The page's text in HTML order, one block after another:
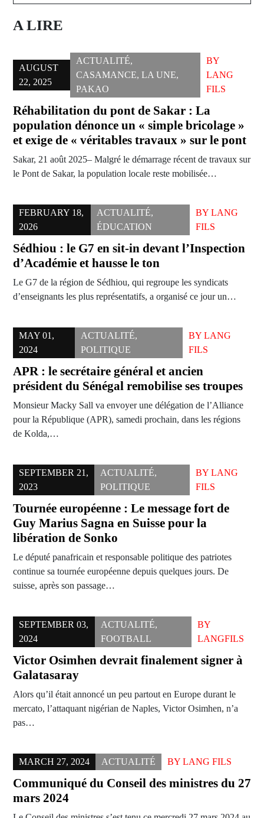
A LIRE
AUGUST
22, 2025
ACTUALITÉ,
CASAMANCE, LA UNE,
PAKAO
BY
LANG
FILS
Réhabilitation du pont de Sakar : La
population dénonce un « simple bricolage »
et exige de « véritables travaux » sur le pont
Sakar, 21 août 2025– Malgré le démarrage récent de travaux sur
le Pont de Sakar, la population locale reste mobilisée…
FEBRUARY 18,
2026
ACTUALITÉ,
ÉDUCATION
BYLANG
FILS
Sédhiou : le G7 en sit-in devant l’Inspection
d’Académie et hausse le ton
Le G7 de la région de Sédhiou, qui regroupe les syndicats
d’enseignants les plus représentatifs, a organisé ce jour un…
MAY 01,
2024
ACTUALITÉ,
POLITIQUE
BY LANG
FILS
APR : le secrétaire général et ancien
président du Sénégal remobilise ses troupes
Monsieur Macky Sall va envoyer une délégation de l’Alliance
pour la République (APR), samedi prochain, dans les régions
de Kolda,…
SEPTEMBER 21,
2023
ACTUALITÉ,
POLITIQUE
BYLANG
FILS
Tournée européenne : Le message fort de
Guy Marius Sagna en Suisse pour la
libération de Sonko
Le député panafricain et responsable politique des patriotes
continue sa tournée européenne depuis quelques jours. De
suisse, après son passage…
SEPTEMBER 03,
2024
ACTUALITÉ,
FOOTBALL
BY
LANGFILS
Victor Osimhen devrait finalement signer à
Galatasaray
Alors qu’il était annoncé un peu partout en Europe durant le
mercato, l’attaquant nigérian de Naples, Victor Osimhen, n’a
pas…
MARCH 27, 2024 ACTUALITÉ BY LANG FILS
Communiqué du Conseil des ministres du 27
mars 2024